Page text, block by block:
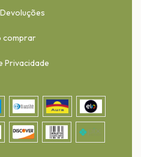
comprar
Privacidade